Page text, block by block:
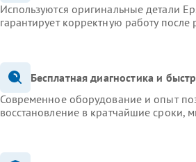
Используются оригинальные детали
гарантирует корректную работу
Бесплатная диагностика и
Современное оборудование и опыт
восстановление в кратчайшие сроки,